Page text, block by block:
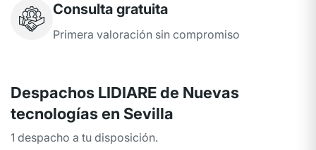
Consulta gratuita
Primera valoración sin compromiso
Despachos LIDIARE de Nuevas
tecnologías en Sevilla
1 despacho a tu disposición.